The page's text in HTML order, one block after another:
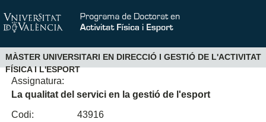
MÀSTER UNIVERSITARI EN DIRECCIÓ I GESTIÓ DE L'ACTIVITAT
FÍSICA I L'ESPORT
Assignatura:
La qualitat del servici en la gestió de l'esport
Codi:
43916